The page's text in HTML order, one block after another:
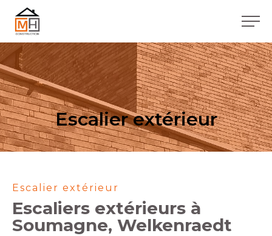
Escalier extérieur
Escalier extérieur
Escaliers extérieurs à
Soumagne, Welkenraedt